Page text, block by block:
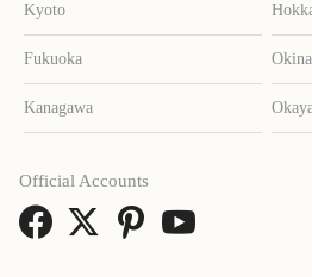
Kyoto
Fukuoka
Kanagawa
Official Accounts